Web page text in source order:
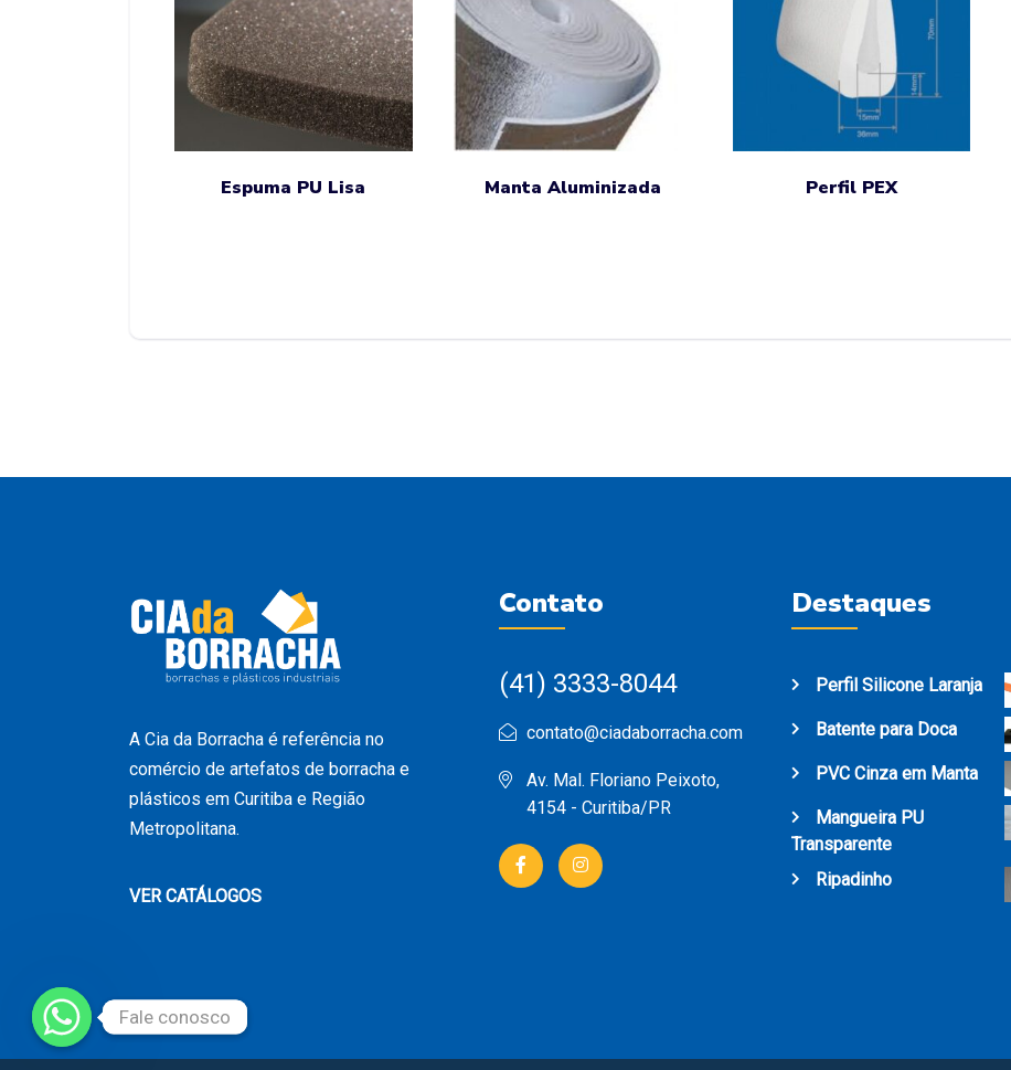
Espuma PU Lisa Manta Aluminizada Perfil PEX
A Cia da Borracha é referência no
comércio de artefatos de borracha e
plásticos em Curitiba e Região
Metropolitana.
VER CATÁLOGOS
Contato
(41) 3333-8044
contato@ciadaborracha.com
Av. Mal. Floriano Peixoto,
4154 - Curitiba/PR
Destaques
Perfil Silicone Laranja
Batente para Doca
PVC Cinza em Manta
Mangueira PU
Transparente
Ripadinho
Fale conosco
Fale conosco